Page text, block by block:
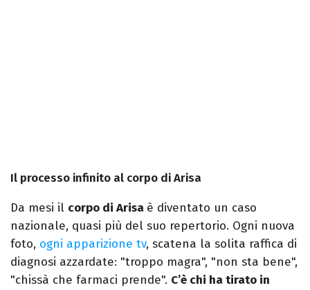
Il processo infinito al corpo di Arisa
Da mesi il corpo di Arisa è diventato un caso
nazionale, quasi più del suo repertorio. Ogni nuova
foto, ogni apparizione tv, scatena la solita raffica di
diagnosi azzardate: "troppo magra", "non sta bene",
"chissà che farmaci prende". C’è chi ha tirato in